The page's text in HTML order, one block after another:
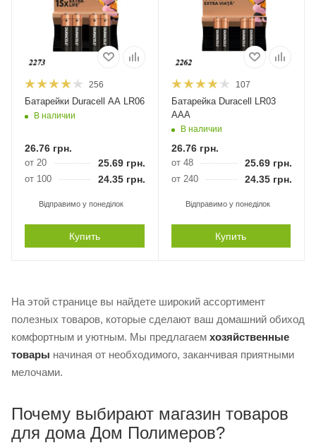
256
Батарейки Duracell АА LR06
В наличии
26.76 грн.
от 20 25.69 грн.
от 100 24.35 грн.
Відправимо у понеділок
Купить
107
Батарейка Duracell LR03
AAA
В наличии
26.76грн.
от 48 25.69грн.
от 240 24.35грн.
Відправимо у понеділок
Купить
На этой странице вы найдете широкий ассортимент
полезных товаров, которые сделают ваш домашний обиход
комфортным и уютным. Мы предлагаем хозяйственные
товары начиная от необходимого, заканчивая приятными
мелочами.
Почему выбирают магазин товаров
для дома Дом Полимеров?